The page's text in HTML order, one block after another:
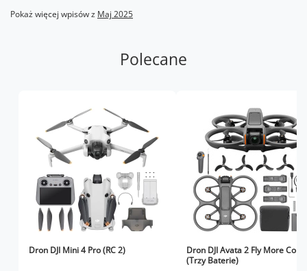
Pokaż więcej wpisów z Maj 2025
Polecane
Dron DJI Mini 4 Pro (RC 2)
Dron DJI Avata 2 Fly More
(Trzy Baterie)